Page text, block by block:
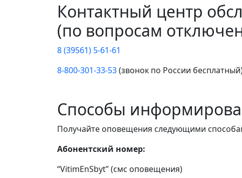
Контактный центр
(по вопросам
8 (39561) 5-61-61
8-800-301-33-53(звонок по России
Способы
Получайте оповещения следующими
Абонентский номер:
“VitimEnSbyt” (смс оповещения)